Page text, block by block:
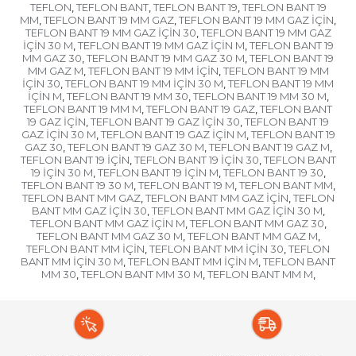
TEFLON, TEFLON BANT, TEFLON BANT 19, TEFLON BANT 19
MM, TEFLON BANT 19 MM GAZ, TEFLON BANT 19 MM GAZ İÇİN,
TEFLON BANT 19 MM GAZ İÇİN 30, TEFLON BANT 19 MM GAZ
İÇİN 30 M, TEFLON BANT 19 MM GAZ İÇİN M, TEFLON BANT 19
MM GAZ 30, TEFLON BANT 19 MM GAZ 30 M, TEFLON BANT 19
MM GAZ M, TEFLON BANT 19 MM İÇİN, TEFLON BANT 19 MM
İÇİN 30, TEFLON BANT 19 MM İÇİN 30 M, TEFLON BANT 19 MM
İÇİN M, TEFLON BANT 19 MM 30, TEFLON BANT 19 MM 30 M,
TEFLON BANT 19 MM M, TEFLON BANT 19 GAZ, TEFLON BANT
19 GAZ İÇİN, TEFLON BANT 19 GAZ İÇİN 30, TEFLON BANT 19
GAZ İÇİN 30 M, TEFLON BANT 19 GAZ İÇİN M, TEFLON BANT 19
GAZ 30, TEFLON BANT 19 GAZ 30 M, TEFLON BANT 19 GAZ M,
TEFLON BANT 19 İÇİN, TEFLON BANT 19 İÇİN 30, TEFLON BANT
19 İÇİN 30 M, TEFLON BANT 19 İÇİN M, TEFLON BANT 19 30,
TEFLON BANT 19 30 M, TEFLON BANT 19 M, TEFLON BANT MM,
TEFLON BANT MM GAZ, TEFLON BANT MM GAZ İÇİN, TEFLON
BANT MM GAZ İÇİN 30, TEFLON BANT MM GAZ İÇİN 30 M,
TEFLON BANT MM GAZ İÇİN M, TEFLON BANT MM GAZ 30,
TEFLON BANT MM GAZ 30 M, TEFLON BANT MM GAZ M,
TEFLON BANT MM İÇİN, TEFLON BANT MM İÇİN 30, TEFLON
BANT MM İÇİN 30 M, TEFLON BANT MM İÇİN M, TEFLON BANT
MM 30, TEFLON BANT MM 30 M, TEFLON BANT MM M,